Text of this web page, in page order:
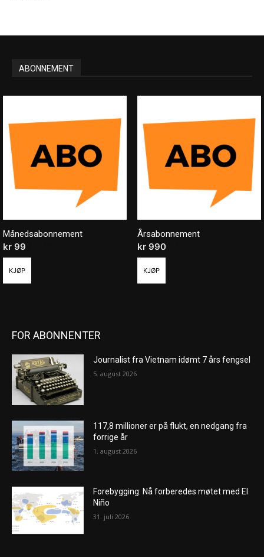
ABONNEMENT
Månedsabonnement
kr 99
KJØP
Årsabonnement
kr990
KJØP
FOR ABONNENTER
Journalist fra Vietnam idømt 7 års fengsel
5. august 2026
117,8 millioner er på flukt, en nedgang fra
forrige år
1. august 2026
Forebygging: Nå forberedes møtet med El
Niño
31. juli 2026